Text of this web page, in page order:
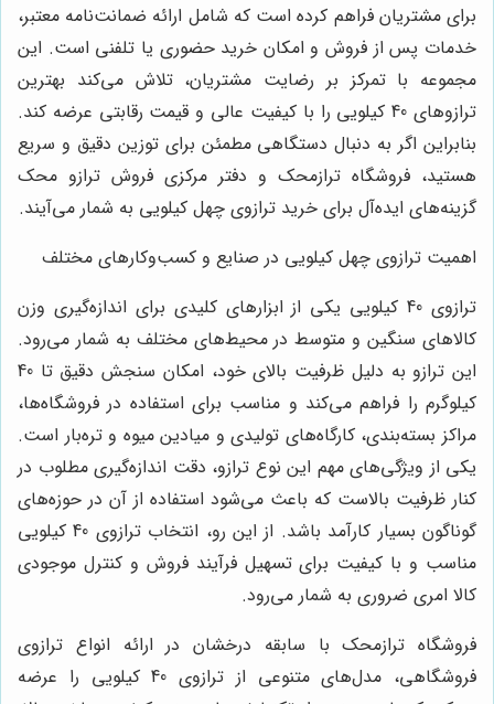
برای مشتریان فراهم کرده است که شامل ارائه ضمانت‌نامه معتبر،
خدمات پس از فروش و امکان خرید حضوری یا تلفنی است. این
مجموعه با تمرکز بر رضایت مشتریان، تلاش می‌کند بهترین
ترازوهای 40 کیلویی را با کیفیت عالی و قیمت رقابتی عرضه کند.
بنابراین اگر به دنبال دستگاهی مطمئن برای توزین دقیق و سریع
هستید، فروشگاه ترازمحک و دفتر مرکزی فروش ترازو محک
گزینه‌های ایده‌آل برای خرید ترازوی چهل کیلویی به شمار می‌آیند.
اهمیت ترازوی چهل کیلویی در صنایع و کسب‌وکارهای مختلف
ترازوی 40 کیلویی یکی از ابزارهای کلیدی برای اندازه‌گیری وزن
کالاهای سنگین و متوسط در محیط‌های مختلف به شمار می‌رود.
این ترازو به دلیل ظرفیت بالای خود، امکان سنجش دقیق تا 40
کیلوگرم را فراهم می‌کند و مناسب برای استفاده در فروشگاه‌ها،
مراکز بسته‌بندی، کارگاه‌های تولیدی و میادین میوه و تره‌بار است.
یکی از ویژگی‌های مهم این نوع ترازو، دقت اندازه‌گیری مطلوب در
کنار ظرفیت بالاست که باعث می‌شود استفاده از آن در حوزه‌های
گوناگون بسیار کارآمد باشد. از این رو، انتخاب ترازوی 40 کیلویی
مناسب و با کیفیت برای تسهیل فرآیند فروش و کنترل موجودی
کالا امری ضروری به شمار می‌رود.
فروشگاه ترازمحک با سابقه درخشان در ارائه انواع ترازوی
فروشگاهی، مدل‌های متنوعی از ترازوی 40 کیلویی را عرضه